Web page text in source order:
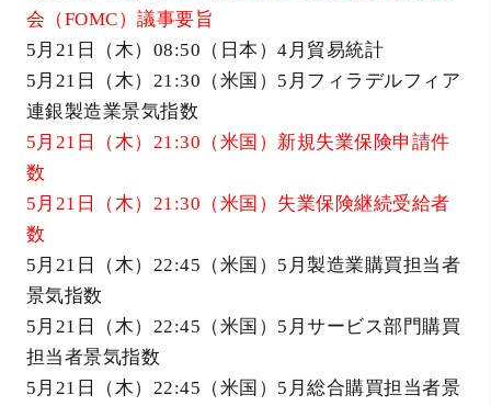
会（FOMC）議事要旨
5月21日（木）08:50（日本）4月貿易統計
5月21日（木）21:30（米国）5月フィラデルフィア
連銀製造業景気指数
5月21日（木）21:30（米国）新規失業保険申請件
数
5月21日（木）21:30（米国）失業保険継続受給者
数
5月21日（木）22:45（米国）5月製造業購買担当者
景気指数
5月21日（木）22:45（米国）5月サービス部門購買
担当者景気指数
5月21日（木）22:45（米国）5月総合購買担当者景